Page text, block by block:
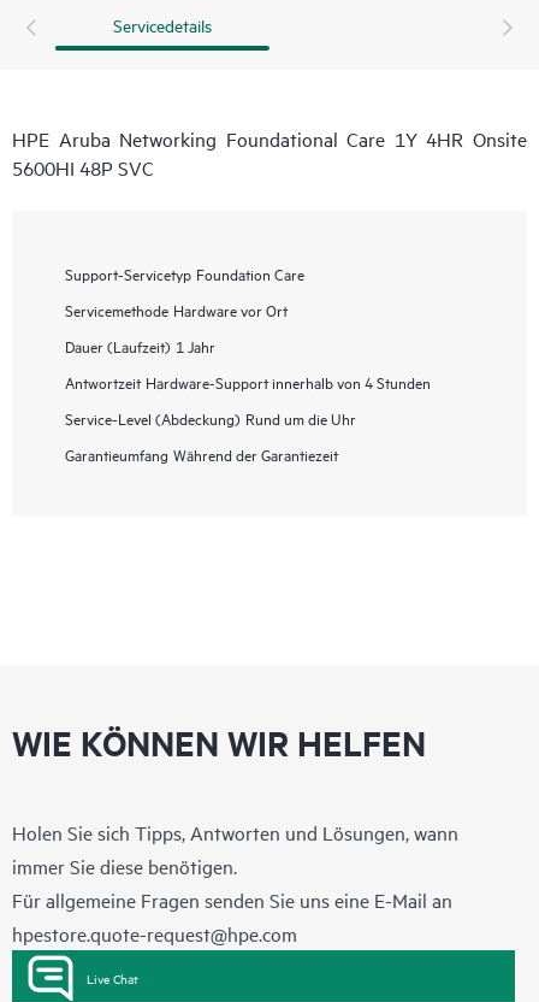
Servicedetails
HPE Aruba Networking Foundational Care 1Y 4HR Onsite
5600HI 48P SVC
Support-Servicetyp Foundation Care
Servicemethode Hardware vor Ort
Dauer (Laufzeit) 1 Jahr
Antwortzeit Hardware-Support innerhalb von 4 Stunden
Service-Level (Abdeckung) Rund um die Uhr
Garantieumfang Während der Garantiezeit
WIE KÖNNEN WIR HELFEN
Holen Sie sich Tipps, Antworten und Lösungen, wann
immer Sie diese benötigen.
Für allgemeine Fragen senden Sie uns eine E-Mail an
hpestore.quote-request@hpe.com
Live Chat